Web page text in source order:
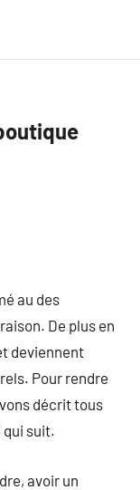
au des
De plus en
deviennent
Pour rendre
décrit tous
qui suit.
avoir un